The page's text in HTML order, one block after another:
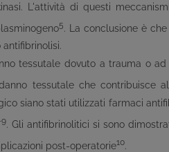
L'attività di questi
5. La conclusione è
tessutale dovuto a trauma o
tessutale che contribuisce
siano stati utilizzati farmaci
9. Gli antifibrinolitici si sono
post-operatorie10.